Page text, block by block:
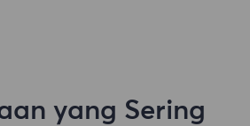
yang Sering